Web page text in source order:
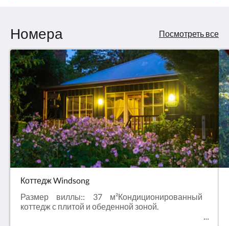
Номера Посмотреть все
Коттедж Windsong
Размер виллы:: 37 м²Кондиционированный
коттедж с плитой и обеденной зоной.